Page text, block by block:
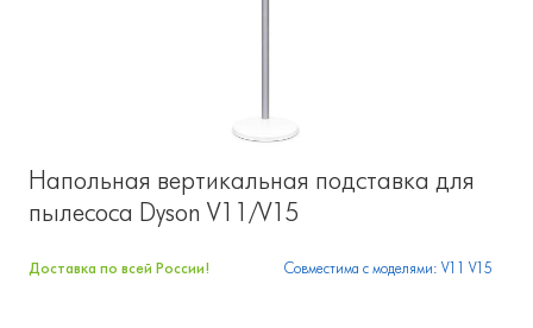
Напольная вертикальная подставка для
пылесоса Dyson V11/V15
Доставка по всей России! Совместима с моделями: V11 V15